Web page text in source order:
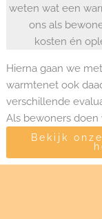
weten wat een
ons als
kosten én
Hierna gaan we
warmtenet ook
verschillende
Als bewoners doen
Bekijk